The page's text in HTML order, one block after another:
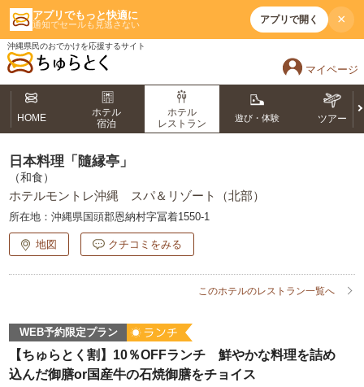
アプリでもっと快適に
通知でセールも見逃さない アプリで開く ×
沖縄県民のおでかけを応援するサイト
マイページ
HOME
ホテル
宿泊
ホテル
レストラン
遊び・体験 ツアー
日本料理「隨縁亭」
（和食）
ホテルモントレ沖縄 スパ＆リゾート（北部）
所在地：沖縄県国頭郡恩納村字冨着1550-1
地図 クチコミをみる
このホテルのレストラン一覧へ
WEB予約限定プラン
【ちゅらとく割】10％OFFランチ 鮮やかな料理を詰め
込んだ御膳or国産牛の石焼御膳をチョイス